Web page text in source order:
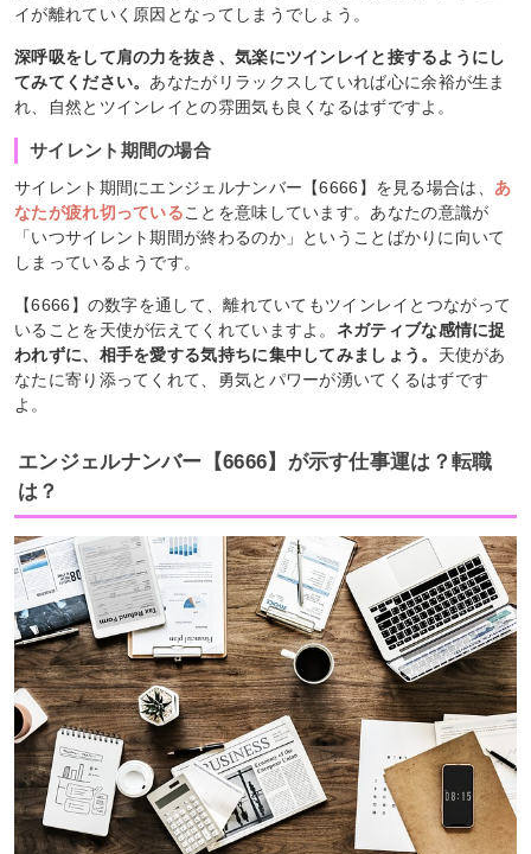
イが離れていく原因となってしまうでしょう。
深呼吸をして肩の力を抜き、気楽にツインレイと接するようにし
てみてください。あなたがリラックスしていれば心に余裕が生ま
れ、自然とツインレイとの雰囲気も良くなるはずですよ。
サイレント期間の場合
サイレント期間にエンジェルナンバー【6666】を見る場合は、 あ
なたが疲れ切っていることを意味しています。あなたの意識が
「いつサイレント期間が終わるのか」ということばかりに向いて
しまっているようです。
【6666】の数字を通して、離れていてもツインレイとつながって
いることを天使が伝えてくれていますよ。 ネガティブな感情に捉
われずに、相手を愛する気持ちに集中してみましょう。 天使があ
なたに寄り添ってくれて、勇気とパワーが湧いてくるはずです
よ。
エンジェルナンバー【6666】が示す仕事運は？転職
は？